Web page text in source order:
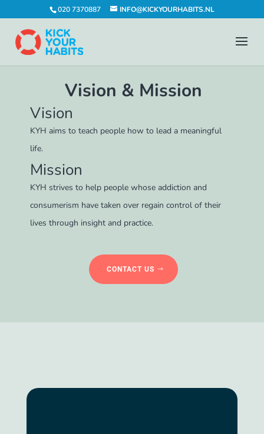
020 7370887 INFO@KICKYOURHABITS.NL
Vision & Mission
Vision
KYH aims to teach people how to lead a meaningful
life.
Mission
KYH strives to help people whose addiction and
consumerism have taken over regain control of their
lives through insight and practice.
CONTACT US